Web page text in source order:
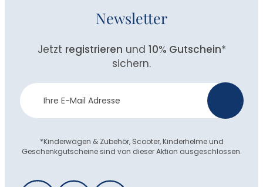
Newsletter
Jetzt registrieren und 10% Gutschein*
sichern.
Newsletter
Anmeldung
*Kinderwägen & Zubehör, Scooter, Kinderhelme und
Geschenkgutscheine sind von dieser Aktion ausgeschlossen.